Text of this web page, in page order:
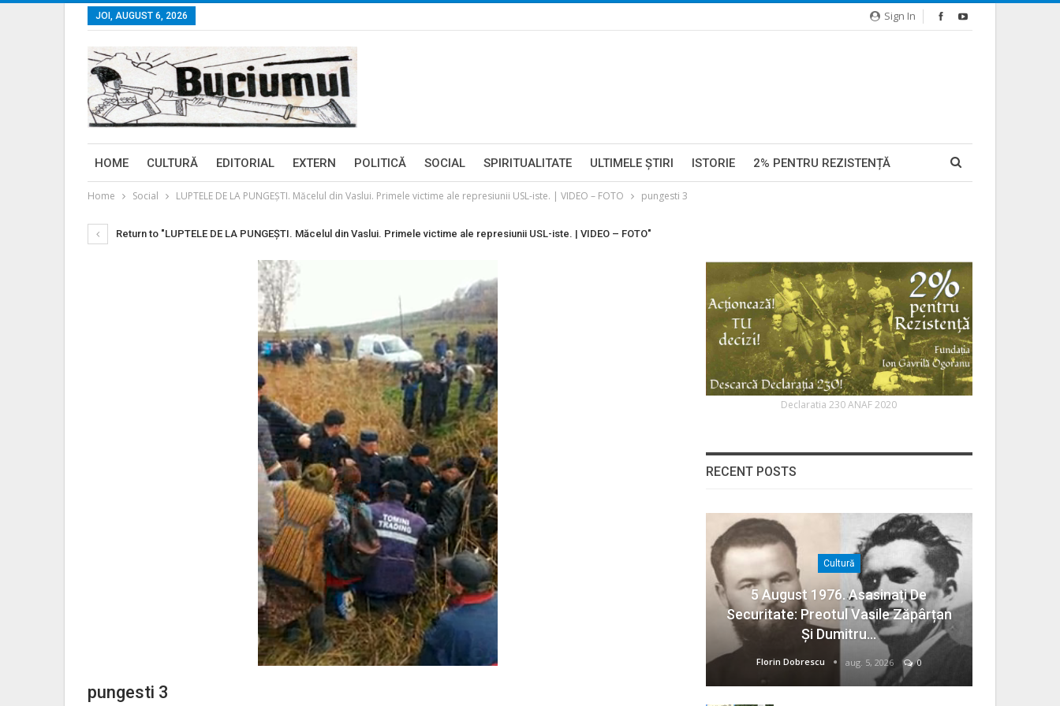
Sign In
JOI, AUGUST 6, 2026
HOME CULTURĂ EDITORIAL EXTERN POLITICĂ SOCIAL SPIRITUALITATE ULTIMELE ŞTIRI ISTORIE 2% PENTRU REZISTENȚĂ
Home Social LUPTELE DE LA PUNGEȘTI. Măcelul din Vaslui. Primele victime ale represiunii USL-iste. | VIDEO – FOTO pungesti 3
Return to "LUPTELE DE LA PUNGEȘTI. Măcelul din Vaslui. Primele victime ale represiunii USL-iste. | VIDEO – FOTO"
pungesti 3
Declaratia 230 ANAF 2020
RECENT POSTS
Cultură
5 August 1976. Asasinați De
Securitate: Preotul Vasile Zăpârțan
Și Dumitru…
Florin Dobrescu aug. 5, 2026 0